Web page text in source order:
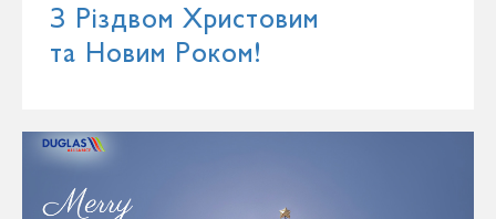
З Різдвом Христовим
та Новим Роком!